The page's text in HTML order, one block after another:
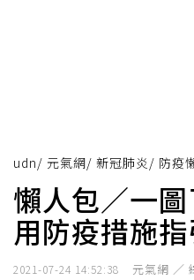
udn/ 元氣網/ 新冠肺炎 / 防疫
懶人包／一
用防疫措施指
2021-07-24 14:52:38 元氣網 ／